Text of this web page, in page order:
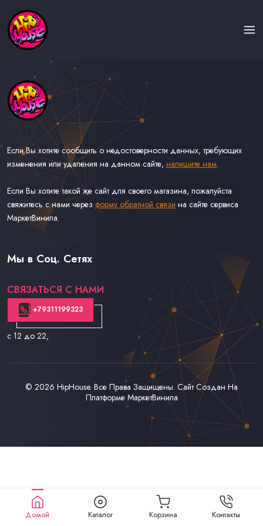
Если Вы хотите сообщить о недостоверности данных, требующих
изменения или удаления на данном сайте, напишите нам.
Если Вы хотите такой же сайт для своего магазина, пожалуйста
свяжитесь с нами через форму обратной связи на сайте сервиса
МаркетВинила.
Каталог Музыки на Виниле В Наличии
Доставка и Оплата
Мы в Соц. Сетях
СВЯЗАТЬСЯ С НАМИ
+79311199323
с 12 до 22,
© 2026 HipHouse. Все Права Защищены. Сайт Создан На
Платформе МаркетВинила
Домой Каталог Корзина Контакты